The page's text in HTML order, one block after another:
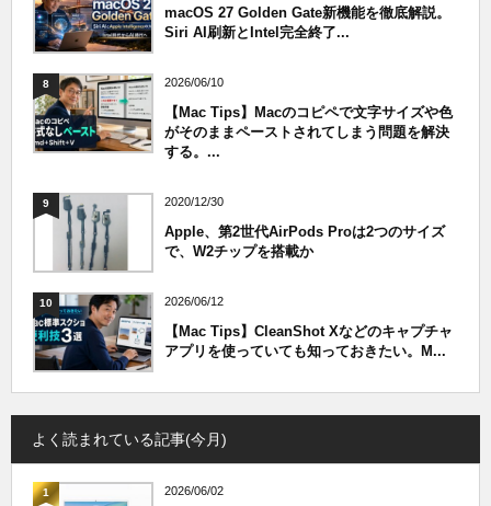
macOS 27 Golden Gate新機能を徹底解説。
Siri AI刷新とIntel完全終了...
8 2026/06/10
【Mac Tips】Macのコピペで文字サイズや色
がそのままペーストされてしまう問題を解決
する。...
9 2020/12/30
Apple、第2世代AirPods Proは2つのサイズ
で、W2チップを搭載か
10 2026/06/12
【Mac Tips】CleanShot Xなどのキャプチャ
アプリを使っていても知っておきたい。M...
よく読まれている記事(今月)
1 2026/06/02